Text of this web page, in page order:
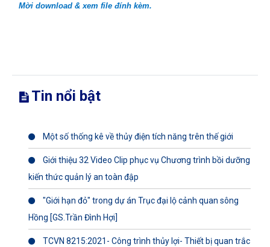
Mời download & xem file đính kèm.
Tin nổi bật
Một số thống kê về thủy điện tích năng trên thế giới
Giới thiệu 32 Video Clip phục vụ Chương trình bồi dưỡng
kiến thức quản lý an toàn đập
"Giới hạn đỏ" trong dự án Trục đại lộ cảnh quan sông
Hồng [GS.Trần Đình Hợi]
TCVN 8215:2021- Công trình thủy lợi- Thiết bị quan trắc